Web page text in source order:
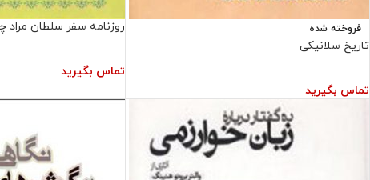
فروخته شده
تاریخ سلانیکی
تماس بگیرید
روزنامه سفر سلطان مراد
تماس بگیرید